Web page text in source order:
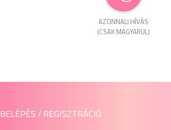
AZONNALI HÍVÁS
(CSAK MAGYARUL)
BELÉPÉS / REGISZTRÁCIÓ